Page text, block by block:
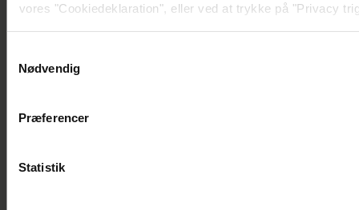
vores "Cookiedeklaration", eller ved at trykke på "Privacy
Vi anvender egne cookies og cookies fra tredjeparter til at
generere statistik og huske dine præferencer samt til brug
Nødvendig
Præferencer
Statistik